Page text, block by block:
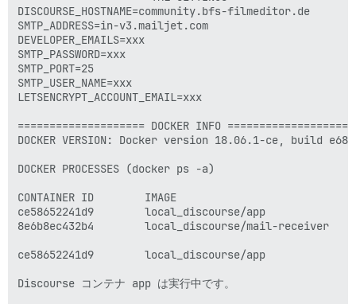
DISCOURSE_HOSTNAME=community.bfs-filmeditor.de
SMTP_ADDRESS=in-v3.mailjet.com
DEVELOPER_EMAILS=xxx
SMTP_PASSWORD=xxx
SMTP_PORT=25
SMTP_USER_NAME=xxx
LETSENCRYPT_ACCOUNT_EMAIL=xxx
==================== DOCKER INFO ====================
DOCKER VERSION: Docker version 18.06.1-ce, build
DOCKER PROCESSES (docker ps -a)
CONTAINER ID        IMAGE
ce58652241d9        local_discourse/app
8e6b8ec432b4        local_discourse/mail-
ce58652241d9        local_discourse/app
Discourse コンテナ app は実行中です。